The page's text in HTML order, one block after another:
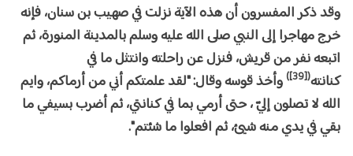
وقد ذكر المفسرون أن هذه الآية نزلت في صهيب بن سنان، فإنه
خرج مهاجرا إلى النبي صلى الله عليه وسلم بالمدينة المنورة، ثم
اتبعه نفر من قريش، فنزل عن راحلته وانتثل ما في
كنانته([39])
وأخذ قوسه وقال: "لقد علمتكم أني من أرماكم، وايم
الله لا تصلون إليّ ، حتى أرمي بما في كنانتي، ثم أضرب بسيفي ما
بقي في يدي منه شيئ، ثم افعلوا ما شئتم".